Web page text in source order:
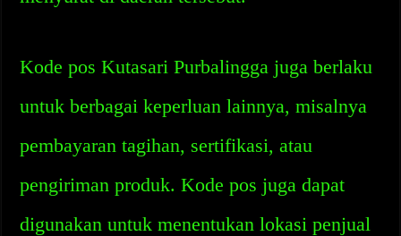
Kode pos Kutasari Purbalingga juga berlaku
untuk berbagai keperluan lainnya, misalnya
pembayaran tagihan, sertifikasi, atau
pengiriman produk. Kode pos juga dapat
digunakan untuk menentukan lokasi penjual